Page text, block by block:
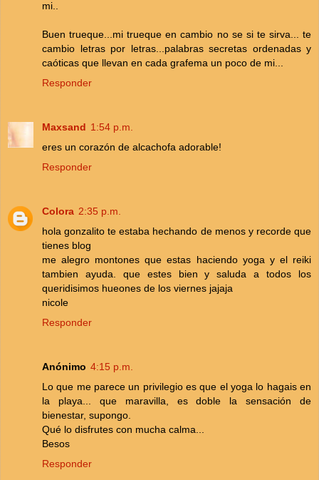
mi..
Buen trueque...mi trueque en cambio no se si te sirva... te
cambio letras por letras...palabras secretas ordenadas y
caóticas que llevan en cada grafema un poco de mi...
Responder
Maxsand 1:54 p.m.
eres un corazón de alcachofa adorable!
Responder
Colora 2:35 p.m.
hola gonzalito te estaba hechando de menos y recorde que
tienes blog
me alegro montones que estas haciendo yoga y el reiki
tambien ayuda. que estes bien y saluda a todos los
queridisimos hueones de los viernes jajaja
nicole
Responder
Anónimo 4:15 p.m.
Lo que me parece un privilegio es que el yoga lo hagais en
la playa... que maravilla, es doble la sensación de
bienestar, supongo.
Qué lo disfrutes con mucha calma...
Besos
Responder